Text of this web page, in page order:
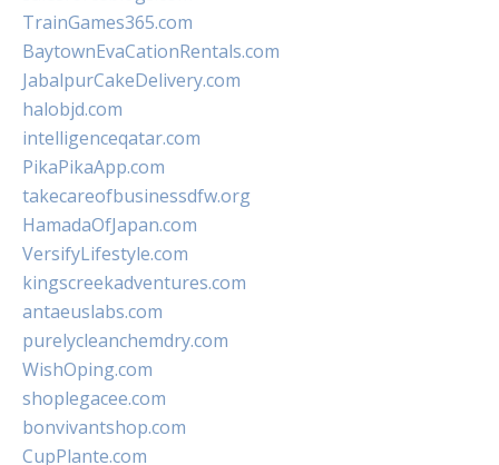
TrainGames365.com
BaytownEvaCationRentals.com
JabalpurCakeDelivery.com
halobjd.com
intelligenceqatar.com
PikaPikaApp.com
takecareofbusinessdfw.org
HamadaOfJapan.com
VersifyLifestyle.com
kingscreekadventures.com
antaeuslabs.com
purelycleanchemdry.com
WishOping.com
shoplegacee.com
bonvivantshop.com
CupPlante.com